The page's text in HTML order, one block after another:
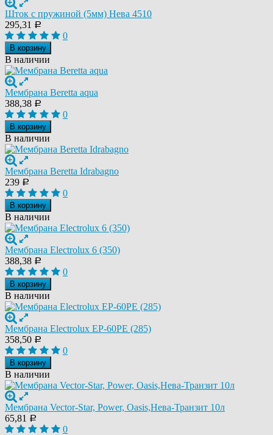
Шток с пружиной (5мм) Нева 4510
295,31
Р
0
В корзину
В наличии
Мембрана Beretta aqua
388,38 Р
0
В корзину
В наличии
Мембрана Beretta Idrabagno
239 Р
0
В корзину
В наличии
Мембрана Electrolux 6 (350)
388,38 Р
0
В корзину
В наличии
Мембрана Electrolux EP-60PE (285)
358,50 Р
0
В корзину
В наличии
Мембрана Vector-Star, Power, Oasis,Нева-Транзит 10л
65,81
Р
0